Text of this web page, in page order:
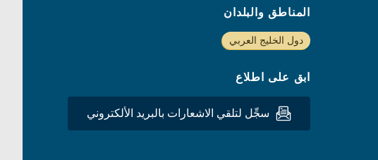
المناطق والبلدان
دول الخليج العربي
ابق على اطلاع
سجِّل لتلقي الاشعارات بالبريد الألكتروني